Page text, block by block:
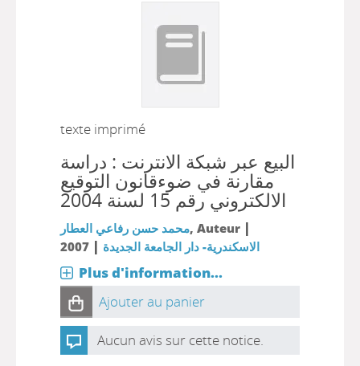
texte imprimé
البيع عبر شبكة الانترنت : دراسة
مقارنة في ضوءقانون التوقيع
الالكتروني رقم 15 لسنة 2004
محمد حسن رفاعي العطار, Auteur |
الاسكندرية- دار الجامعة الجديدة |
2007
Plus d'information...
Ajouter au panier
Aucun avis sur cette notice.